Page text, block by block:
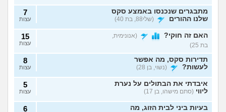
מתבגרים שנכנסו באמצע סקס
שלנו ההורים
(שלי88, בת 40)
7
עצות
האם זה חוקי?
(אנונימית,
בת 25)
15
עצות
תדירות סקס, מה אפשר
לעשות?
(נשוי, בן 28)
8
עצות
איבדתי את הבתולים על נערת
ליווי (סתם מישהו, בן 17)
5
עצות
בעיות ביני לבית הזוג, מה
6